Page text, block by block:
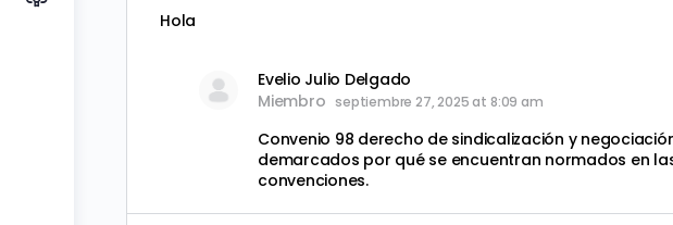
Hola
Evelio Julio Delgado
Miembro septiembre 27, 2025 at 8:09 am
Convenio 98 derecho de sindicalización y
demarcados por qué se encuentran normados en
convenciones.